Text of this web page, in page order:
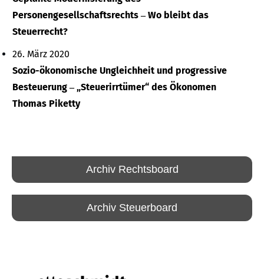
Personengesellschaftsrechts ‒ Wo bleibt das
Steuerrecht?
26. März 2020
Sozio-ökonomische Ungleichheit und progressive
Besteuerung ‒ „Steuerirrtümer“ des Ökonomen
Thomas Piketty
Archiv Rechtsboard
Archiv Steuerboard